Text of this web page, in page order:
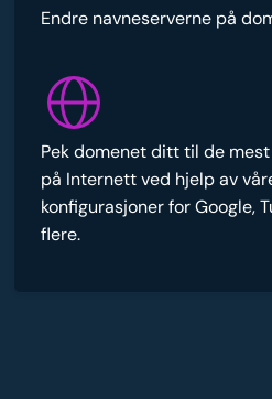
Endre navneserverne på
Pek domenet ditt til de
på Internett ved hjelp av
konfigurasjoner for Google,
flere.